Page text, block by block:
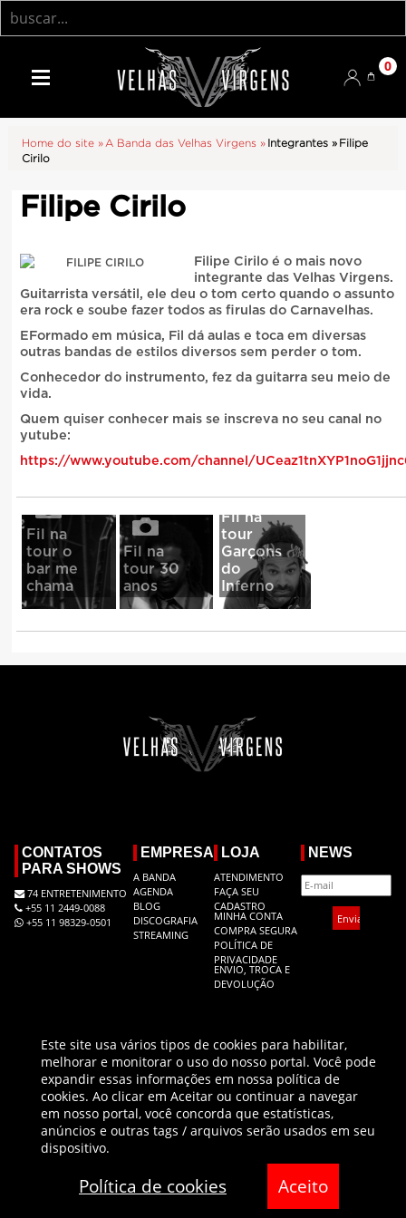
0
Home do site » A Banda das Velhas Virgens » Integrantes» Filipe
Cirilo
Filipe Cirilo
Filipe Cirilo é o mais novo
integrante das Velhas Virgens.
Guitarrista versátil, ele deu o tom certo quando o assunto
era rock e soube fazer todos as firulas do Carnavelhas.
EFormado em música, Fil dá aulas e toca em diversas
outras bandas de estilos diversos sem perder o tom.
Conhecedor do instrumento, fez da guitarra seu meio de
vida.
Quem quiser conhecer mais se inscreva no seu canal no
yutube:
https://www.youtube.com/channel/
Fil na
tour o
bar me
chama
Fil na
tour 30
anos
Fil na
tour
Garçons
do
Inferno
Este site usa vários tipos de cookies para habilitar,
melhorar e monitorar o uso do nosso portal. Você pode
expandir essas informações em nossa política de
cookies. Ao clicar em Aceitar ou continuar a navegar
em nosso portal, você concorda que estatísticas,
anúncios e outras tags / arquivos serão usados em seu
dispositivo.
Política de cookies Aceito
CONTATOS
PARA SHOWS
74 ENTRETENIMENTO
+55 11 2449-0088
+55 11 98329-0501
EMPRESA
A BANDA
AGENDA
BLOG
DISCOGRAFIA
STREAMING
LOJA
ATENDIMENTO
FAÇA SEU
CADASTRO
MINHA CONTA
COMPRA SEGURA
POLÍTICA DE
PRIVACIDADE
ENVIO, TROCA E
DEVOLUÇÃO
NEWS
REDES SOCIAIS
Todas as regras de promoções são válidas apenas para produtos vendidos pela
Velhas Virgens.com.br. O preço será o da finalização da compra.